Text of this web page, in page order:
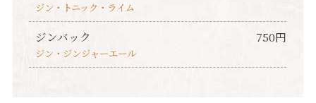
ジン・トニック・ライム
ジンバック 750円
ジン・ジンジャーエール